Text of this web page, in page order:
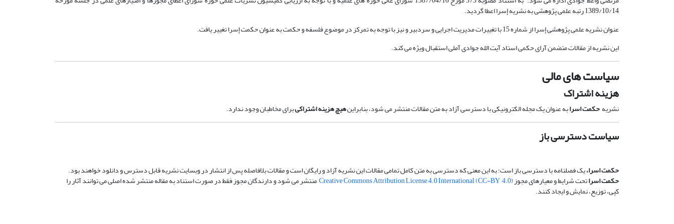
1389/10/14 رتبه علمی پژوهشی به نشریه إسرا اعطا گردید.
عنوان نشریه علمی پژوهشی إسرا از شماره 15 با تغییرات مدیریت اجرایی و سردبیر و نیز با توجه به تمرکز در موضوع فلسفه و حکمت به عنوان حکمت إسرا تغییر یافت.
این نشریه از مقالات متضمن آرای حکمی استاد آیت الله جوادی آملی استقبال ویژه می کند.
سیاست های مالی
هزینه اشتراک
نشریهحکمت اسرابه عنوان یک مجله الکترونیکی با دسترسی آزاد به متن مقالات منتشر می شود، بنابراینهیچ هزینه اشتراکیبرای مخاطبان وجود ندارد.
سیاست دسترسی باز
حکمت اسرا،یک فصلنامه با دسترسی باز است؛ به این معنی که دسترسی به متن کامل تمامی مقالات این نشریه آزاد و رایگان است و مقالات بلافاصله پس از انتشار در وبسایت نشریه قابل دسترس و دانلود خواهند بود.
حکمت اسراتحت شرایط و معیارهای مجوزCreative Commons Attribution License 4.0 International (CC-BY 4.0)منتشر می شود و دارندگان مجوز فقط در صورت استناد به مقاله منتشر شده اصلی می توانند آثار را
کپی، توزیع، نمایش و ایجاد کنند.